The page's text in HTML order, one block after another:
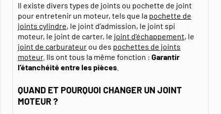
Il existe divers types de joints ou pochette de joint
pour entretenir un moteur, tels que la pochette de
joints cylindre, le joint d’admission, le joint spi
moteur, le joint de carter, le joint d'échappement, le
joint de carburateur ou des pochettes de joints
moteur. Ils ont tous la même fonction : Garantir
l’étanchéité entre les pièces
QUAND ET POURQUOI CHANGER UN JOINT
MOTEUR ?